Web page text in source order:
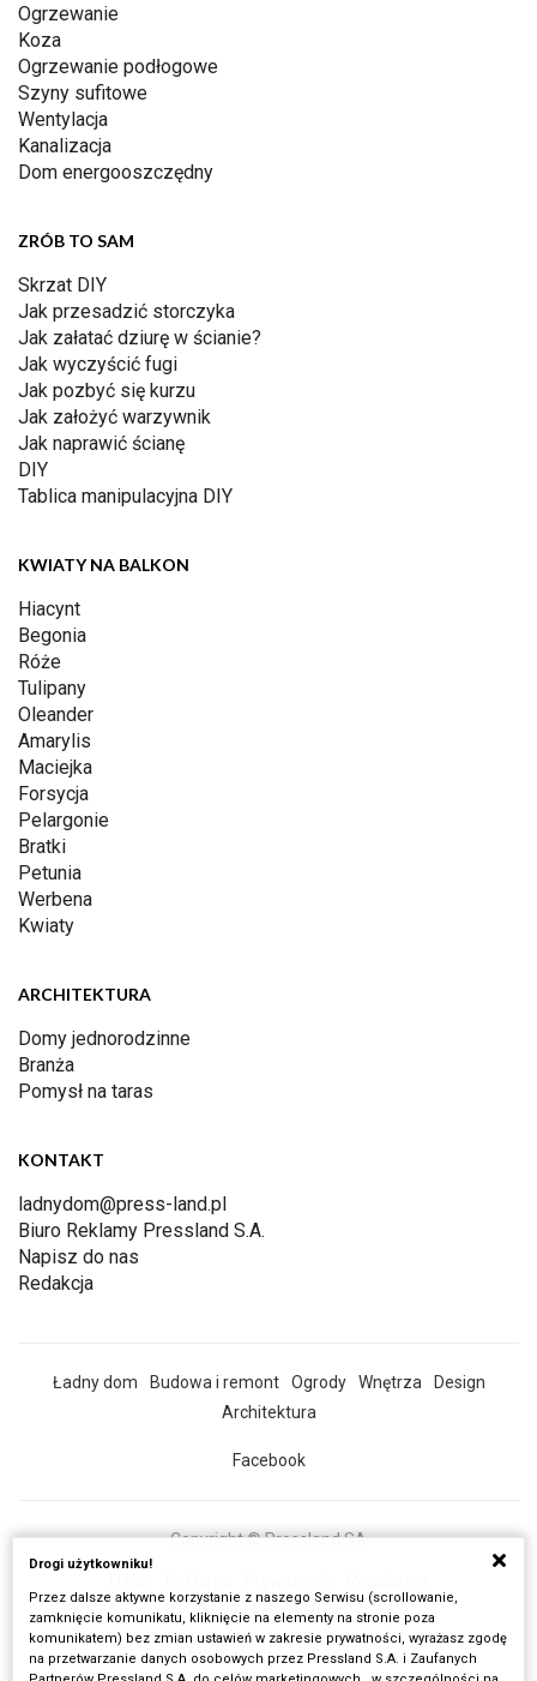
Ogrzewanie
Koza
Ogrzewanie podłogowe
Szyny sufitowe
Wentylacja
Kanalizacja
Dom energooszczędny
ZRÓB TO SAM
Skrzat DIY
Jak przesadzić storczyka
Jak załatać dziurę w ścianie?
Jak wyczyścić fugi
Jak pozbyć się kurzu
Jak założyć warzywnik
Jak naprawić ścianę
DIY
Tablica manipulacyjna DIY
KWIATY NA BALKON
Hiacynt
Begonia
Róże
Tulipany
Oleander
Amarylis
Maciejka
Forsycja
Pelargonie
Bratki
Petunia
Werbena
Kwiaty
ARCHITEKTURA
Domy jednorodzinne
Branża
Pomysł na taras
KONTAKT
ladnydom@press-land.pl
Biuro Reklamy Pressland S.A.
Napisz do nas
Redakcja
Ładny dom Budowa i remont Ogrody Wnętrza
Design
Architektura
Facebook
Copyright © Pressland SA
Wszystkie artykuły
Realizacja: Fancybox.pl
Drogi użytkowniku!
Przez dalsze aktywne korzystanie z naszego Serwisu (scrollowanie,
zamknięcie komunikatu, kliknięcie na elementy na stronie poza
komunikatem) bez zmian ustawień w zakresie prywatności, wyrażasz zgodę
na przetwarzanie danych osobowych przez Pressland S.A. i Zaufanych